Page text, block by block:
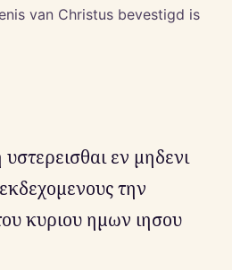
van Christus bevestigd is
εν μηδενι
την
κυριου ημων ιησου